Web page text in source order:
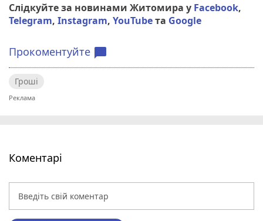
Слідкуйте за новинами Житомира у Facebook,
Telegram, Instagram, YouTubeта Google
Прокоментуйте chat_bubble
Гроші
Коментарі